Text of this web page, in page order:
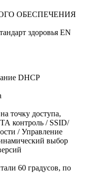
ОБЕСПЕЧЕНИЯ
здоровья EN
DHCP
точку доступа,
контроль / SSID/
/ Управление
выбор
60 градусов, по